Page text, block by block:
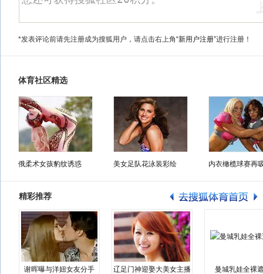
*发表评论前请先注册成为搜狐用户，请点击右上角“新用户注册”进行注册！
体育社区精选
俄柔术女孩豹纹诱惑 美女足队花泳装彩绘 内衣橄榄球赛再
精彩推荐
谢晖曝与洋妞女友分手 辽足门神迎娶大美女主播 曼城乳娃全裸